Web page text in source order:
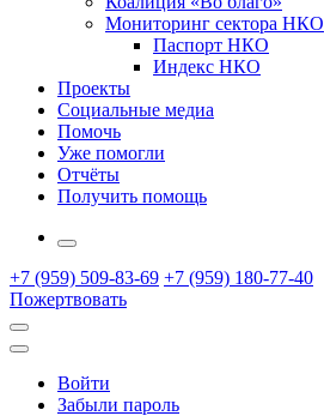
Мониторинг сектора НКО
Паспорт НКО
Индекс НКО
Проекты
Социальные медиа
Помочь
Уже помогли
Отчёты
Получить помощь
More
+7 (959) 509-83-69 +7 (959) 180-77-40
Пожертвовать
Открыть
поиск
Профиль
Войти
Забыли пароль